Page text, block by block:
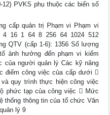
PVKS phụ thuộc các biến số
cấp quản trị Phạm vi Phạm vi
16 1 64 8 256 64 1024 512
QTV (cấp 1-6): 1356 Số lượng
ảnh hưởng đến phạm vi kiểm
của người quản lý Các kỹ năng
điểm công việc của cấp dưới 
quy trình thực hiện công việc
phức tạp của công việc  Mức
thống thông tin của tổ chức Văn
lý 9